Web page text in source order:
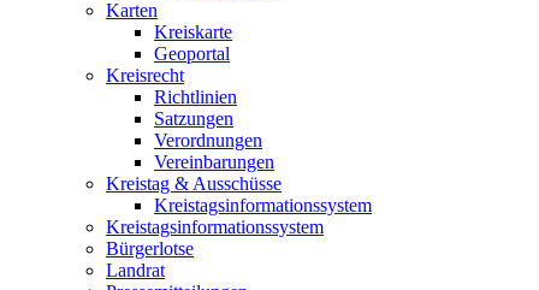
Karten
Kreiskarte
Geoportal
Kreisrecht
Richtlinien
Satzungen
Verordnungen
Vereinbarungen
Kreistag & Ausschüsse
Kreistagsinformationssystem
Kreistagsinformationssystem
Bürgerlotse
Landrat